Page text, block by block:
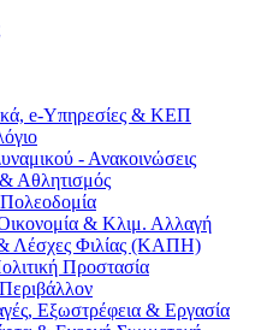
e-Υπηρεσίες & ΚΕΠ
- Ανακοινώσεις
Αθλητισμός
& Κλιμ. Αλλαγή
Λέσχες Φιλίας (ΚΑΠΗ)
Προστασία
Εξωστρέφεια & Εργασία